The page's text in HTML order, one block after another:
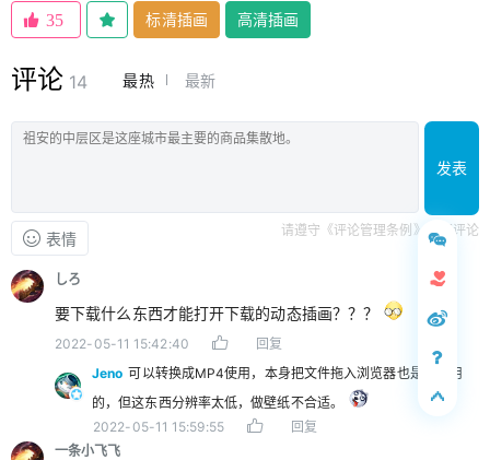
35 标清插画 高清插画
评论 14 最热 最新
发表
表情 请遵守《评论管理条例》文明评论
しろ
要下载什么东西才能打开下载的动态插画？？？
2022-05-11 15:42:40
回复
Jeno 可以转换成MP4使用，本身把文件拖入浏览器也是可以用
的，但这东西分辨率太低，做壁纸不合适。
2022-05-11 15:59:55
回复
一条小飞飞